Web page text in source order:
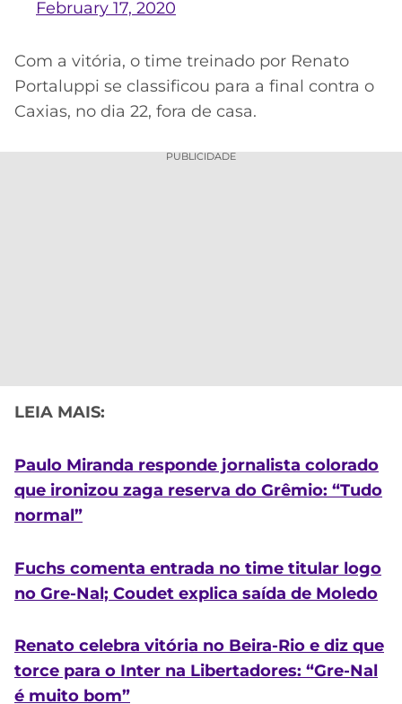
February 17, 2020
Com a vitória, o time treinado por Renato
Portaluppi se classificou para a final contra o
Caxias, no dia 22, fora de casa.
PUBLICIDADE
LEIA MAIS:
Paulo Miranda responde jornalista colorado
que ironizou zaga reserva do Grêmio: “Tudo
normal”
Fuchs comenta entrada no time titular logo
no Gre-Nal; Coudet explica saída de Moledo
Renato celebra vitória no Beira-Rio e diz que
torce para o Inter na Libertadores: “Gre-Nal
é muito bom”